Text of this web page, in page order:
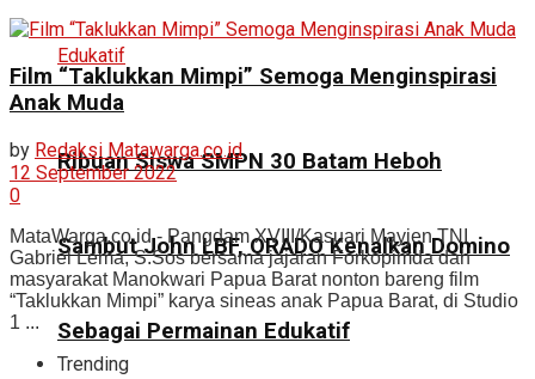
Ribuan Siswa SMPN 30 Batam Heboh
Sambut John LBF, ORADO Kenalkan Domino
Sebagai Permainan Edukatif
Film “Taklukkan Mimpi” Semoga Menginspirasi
Anak Muda
by Redaksi Matawarga.co.id
12 September 2022
0
MataWarga.co.id - Pangdam XVIII/Kasuari Mayjen TNI
Gabriel Lema, S.Sos bersama jajaran Forkopimda dan
masyarakat Manokwari Papua Barat nonton bareng film
“Taklukkan Mimpi” karya sineas anak Papua Barat, di Studio
1 ...
Trending